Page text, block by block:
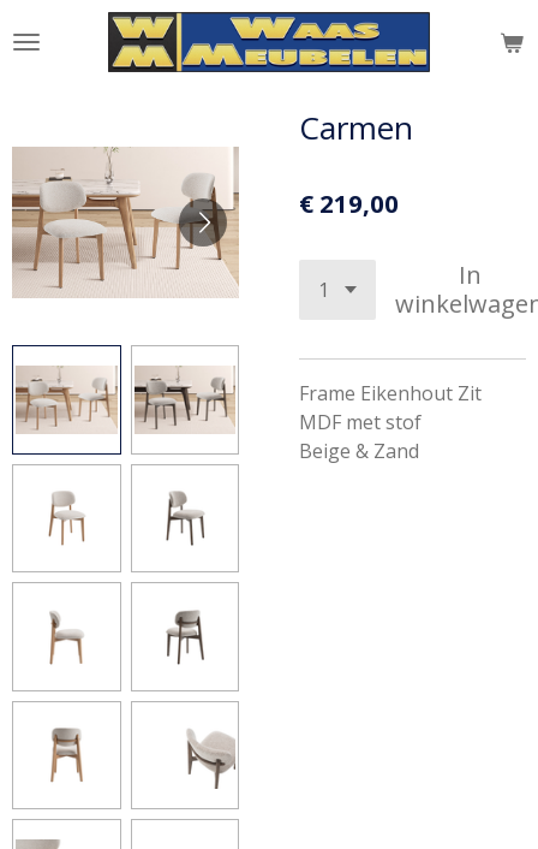
direct
Carmen
€ 219,00
In
Frame Eikenhout Zit
MDF met stof
Beige & Zand